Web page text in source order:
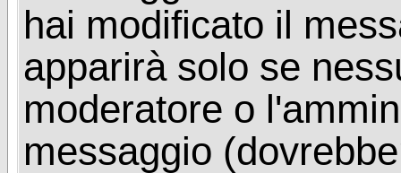
hai modificato il
apparirà solo se
moderatore o
messaggio